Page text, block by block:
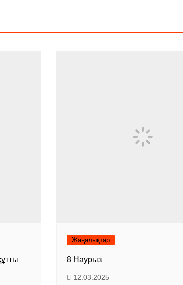
Жаңалықтар
8 Наурыз
12.03.2025